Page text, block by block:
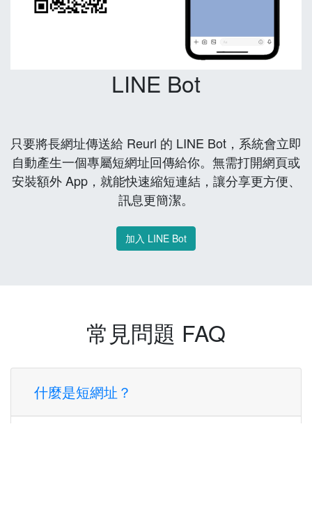
LINE Bot
只要將長網址傳送給 Reurl 的 LINE Bot，系統會立即
自動產生一個專屬短網址回傳給你。無需打開網頁或
安裝額外 App，就能快速縮短連結，讓分享更方便、
訊息更簡潔。
加入 LINE Bot
常見問題 FAQ
什麼是短網址？